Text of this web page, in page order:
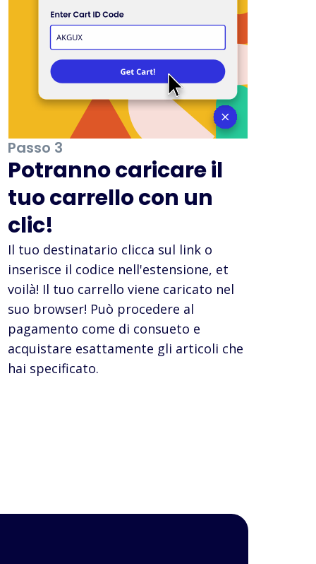
Passo 3
Potranno caricare il
tuo carrello con un
clic!
Il tuo destinatario clicca sul link o
inserisce il codice nell'estensione, et
voilà! Il tuo carrello viene caricato nel
suo browser! Può procedere al
pagamento come di consueto e
acquistare esattamente gli articoli che
hai specificato.